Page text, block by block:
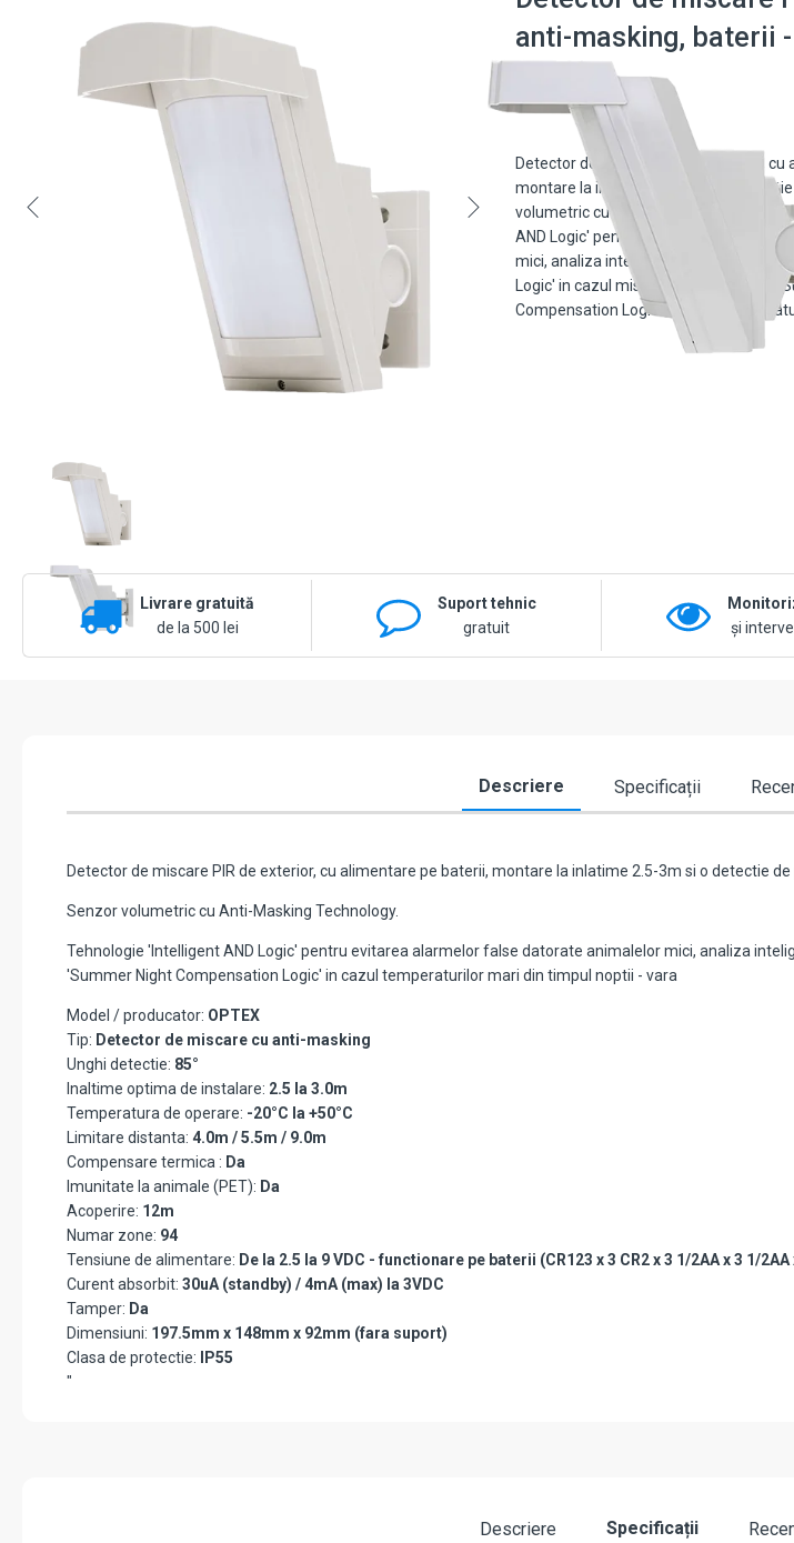
anti-masking, baterii -
Detector de miscare PIR de exterior, cu
montare la inlatime 2.5-3m si o
volumetric cu Anti-Masking
AND Logic' pentru evitarea alarmelor
mici, analiza inteligenta a mediului :
Logic' in cazul miscarii vegetatiei, sau
Compensation Logic' in cazul
Livrare gratuită
de la 500 lei
Suport tehnic
gratuit
și
Descriere Specificații
Detector de miscare PIR de exterior, cu alimentare pe baterii, montare la inlatime 2.5-3m si o detectie de
Senzor volumetric cu Anti-Masking Technology.
Tehnologie 'Intelligent AND Logic' pentru evitarea alarmelor false datorate animalelor mici, analiza
'Summer Night Compensation Logic' in cazul temperaturilor mari din timpul noptii - vara
Model / producator: OPTEX
Tip: Detector de miscare cu anti-masking
Unghi detectie: 85°
Inaltime optima de instalare: 2.5 la 3.0m
Temperatura de operare: -20°C la +50°C
Limitare distanta: 4.0m / 5.5m / 9.0m
Compensare termica : Da
Imunitate la animale (PET): Da
Acoperire: 12m
Numar zone: 94
Tensiune de alimentare: De la 2.5 la 9 VDC - functionare pe baterii (CR123 x 3 CR2 x 3 1/2AA x 3 1/2AA
Curent absorbit: 30uA (standby) / 4mA (max) la 3VDC
Tamper: Da
Dimensiuni: 197.5mm x 148mm x 92mm (fara suport)
Clasa de protectie:
IP55
"
Descriere Specificații